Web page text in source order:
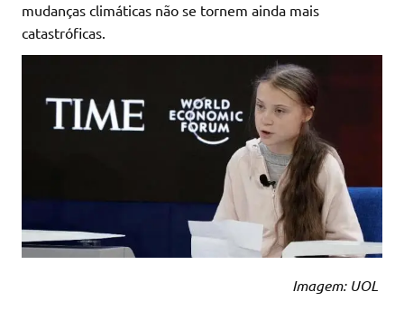
mudanças climáticas não se tornem ainda mais
catastróficas.
Imagem: UOL